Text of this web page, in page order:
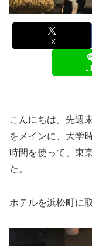
X
こんにちは。先週
をメインに、大学
時間を使って、東
た。
ホテルを浜松町に